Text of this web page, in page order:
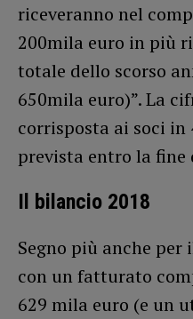
riceveranno nel
200mila euro in più
totale dello scorso
650mila euro)”. La
corrisposta ai soci in
prevista entro la fine
Il bilancio 2018
Segno più anche per
con un fatturato
629 mila euro (e un